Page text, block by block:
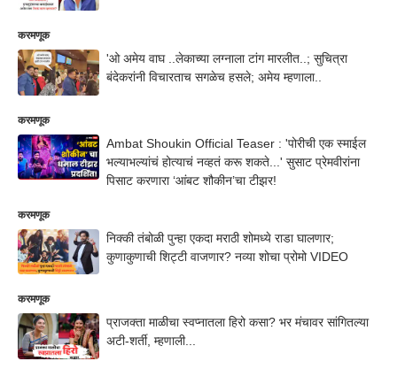
करमणूक
'ओ अमेय वाघ ..लेकाच्या लग्नाला टांग मारलीत..; सुचित्रा
बंदेकरांनी विचारताच सगळेच हसले; अमेय म्हणाला..
करमणूक
Ambat Shoukin Official Teaser : 'पोरीची एक स्माईल
भल्याभल्यांचं होत्याचं नव्हतं करू शकते...' सुसाट प्रेमवीरांना
पिसाट करणारा ‘आंबट शौकीन’चा टीझर!
करमणूक
निक्की तंबोळी पुन्हा एकदा मराठी शोमध्ये राडा घालणार;
कुणाकुणाची शिट्टी वाजणार? नव्या शोचा प्रोमो VIDEO
करमणूक
प्राजक्ता माळीचा स्वप्नातला हिरो कसा? भर मंचावर सांगितल्या
अटी-शर्ती, म्हणाली...